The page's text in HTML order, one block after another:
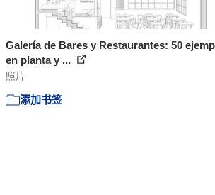
Galería de Bares y Restaurantes: 50
en planta y ...
照片
添加书签